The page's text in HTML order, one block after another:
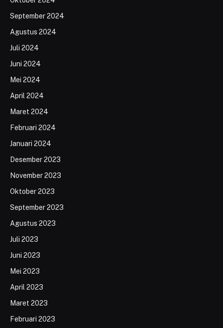
September 2024
Agustus 2024
Juli 2024
Juni 2024
Mei 2024
April 2024
Maret 2024
Februari 2024
Januari 2024
Desember 2023
November 2023
Oktober 2023
September 2023
Agustus 2023
Juli 2023
Juni 2023
Mei 2023
April 2023
Maret 2023
Februari 2023